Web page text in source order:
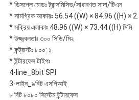
* ডিসপ্লে মোডঃ ট্রান্সমিসিভ/সাধারণত সাদা/টিএন
* সামগ্রিক আকারঃ 56.54 ((W) × 84.96 ((H) ×
* সক্রিয় এলাকাঃ 48.96 ((W) × 73.44 ((H) মিমি
* উজ্জ্বলতাঃ ৩০০ সিডি/মি২
* কন্ট্রাস্টঃ ৮০০: ১
* ইন্টারফেস টাইপঃ
4-line_8bit SPI
3-লাইন_৯বিট এসপিআই
৮ বিট ৮০৮০ সিস্টেম ইন্টারফেস